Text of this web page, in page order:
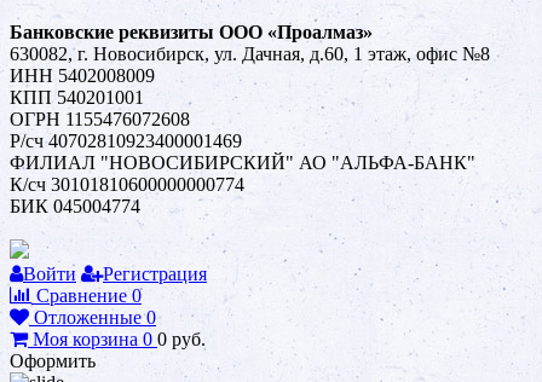
Банковские реквизиты ООО «Проалмаз»
630082, г. Новосибирск, ул. Дачная, д.60, 1 этаж, офис №8
ИНН 5402008009
КПП 540201001
ОГРН 1155476072608
Р/сч 40702810923400001469
ФИЛИАЛ "НОВОСИБИРСКИЙ" АО "АЛЬФА-БАНК"
К/сч 30101810600000000774
БИК 045004774
Войти
Регистрация
Сравнение 0
Отложенные 0
Моя корзина 0 0 руб.
Оформить